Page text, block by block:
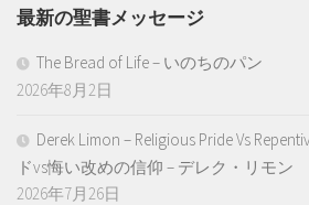
最新の聖書メッセージ
The Bread of Life – いのちのパン
2026年8月2日
Derek Limon – Religious Pride Vs
ドvs悔い改めの信仰 – デレク・リモン
2026年7月26日